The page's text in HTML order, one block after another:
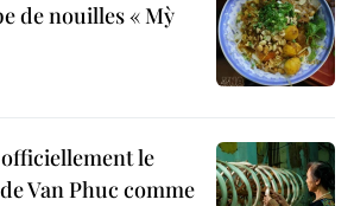
de nouilles « Mỳ
le
Van Phuc comme